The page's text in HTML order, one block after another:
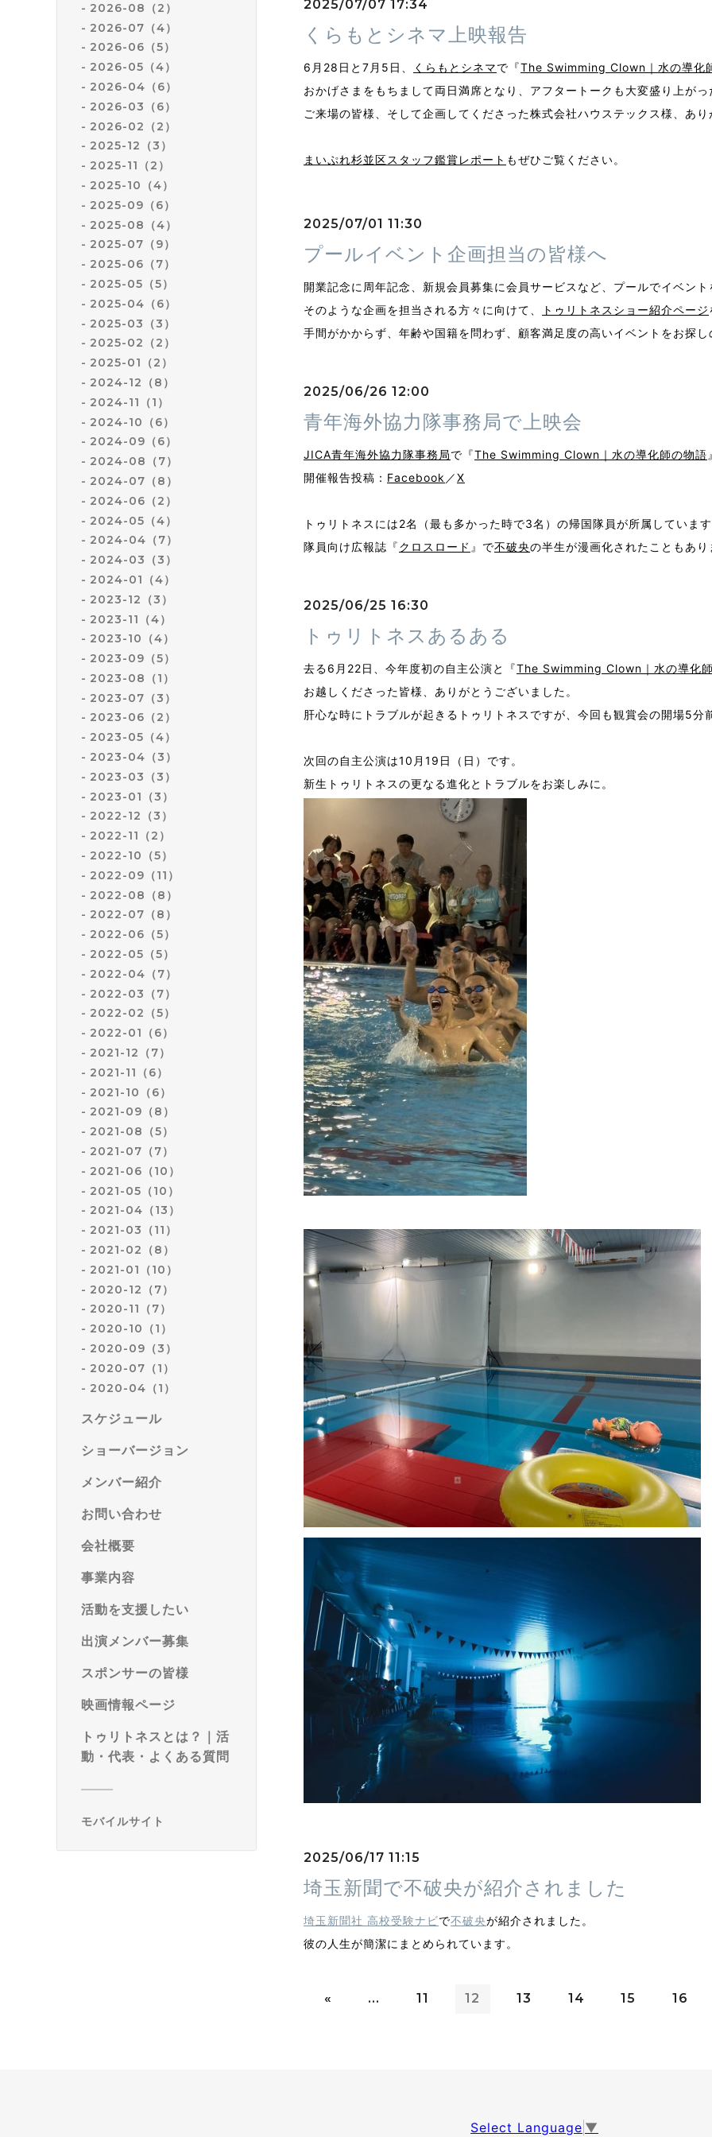
2026-08（2）
2026-07（4）
2026-06（5）
2026-05（4）
2026-04（6）
2026-03（6）
2026-02（2）
2025-12（3）
2025-11（2）
2025-10（4）
2025-09（6）
2025-08（4）
2025-07（9）
2025-06（7）
2025-05（5）
2025-04（6）
2025-03（3）
2025-02（2）
2025-01（2）
2024-12（8）
2024-11（1）
2024-10（6）
2024-09（6）
2024-08（7）
2024-07（8）
2024-06（2）
2024-05（4）
2024-04（7）
2024-03（3）
2024-01（4）
2023-12（3）
2023-11（4）
2023-10（4）
2023-09（5）
2023-08（1）
2023-07（3）
2023-06（2）
2023-05（4）
2023-04（3）
2023-03（3）
2023-01（3）
2022-12（3）
2022-11（2）
2022-10（5）
2022-09（11）
2022-08（8）
2022-07（8）
2022-06（5）
2022-05（5）
2022-04（7）
2022-03（7）
2022-02（5）
2022-01（6）
2021-12（7）
2021-11（6）
2021-10（6）
2021-09（8）
2021-08（5）
2021-07（7）
2021-06（10）
2021-05（10）
2021-04（13）
2021-03（11）
2021-02（8）
2021-01（10）
2020-12（7）
2020-11（7）
2020-10（1）
2020-09（3）
2020-07（1）
2020-04（1）
スケジュール
ショーバージョン
メンバー紹介
お問い合わせ
会社概要
事業内容
活動を支援したい
出演メンバー募集
スポンサーの皆様
映画情報ページ
トゥリトネスとは？｜活
動・代表・よくある質問
モバイルサイト
2025/07/07 17:34
くらもとシネマ上映報告
6月28日と7月5日、 くらもとシネマで『The Swimming Clown｜水の導化
おかげさまをもちまして両日満席となり、アフタートークも大変盛り上がっ
ご来場の皆様、そして企画してくださった株式会社ハウステックス様、あり
まいぷれ杉並区スタッフ鑑賞レポート もぜひご覧ください。
2025/07/01 11:30
プールイベント企画担当の皆様へ
開業記念に周年記念、新規会員募集に会員サービスなど、プールでイベント
そのような企画を担当される方々に向けて、
トゥリトネスショー紹介ページ
手間がかからず、年齢や国籍を問わず、顧客満足度の高いイベントをお探し
2025/06/26 12:00
青年海外協力隊事務局で上映会
JICA青年海外協力隊事務局で『The Swimming Clown｜水の導化師の物語
開催報告投稿： Facebook ／X
トゥリトネスには2名（最も多かった時で3名）の帰国隊員が所属しています
隊員向け広報誌『クロスロード 』で不破央の半生が漫画化されたこともあり
2025/06/25 16:30
トゥリトネスあるある
去る6月22日、今年度初の自主公演と『The Swimming Clown｜水の導化
お越しくださった皆様、ありがとうございました。
肝心な時にトラブルが起きるトゥリトネスですが、今回も観賞会の開場5分
次回の自主公演は10月19日（日）です。
新生トゥリトネスの更なる進化とトラブルをお楽しみに。
2025/06/17 11:15
埼玉新聞で不破央が紹介されました
埼玉新聞社 高校受験ナビで不破央が紹介されました。
彼の人生が簡潔にまとめられています。
« ... 11 12 13 14 15 16
Select Language ▼